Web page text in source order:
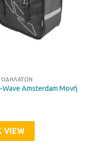
Amsterdam Μονή
VIEW